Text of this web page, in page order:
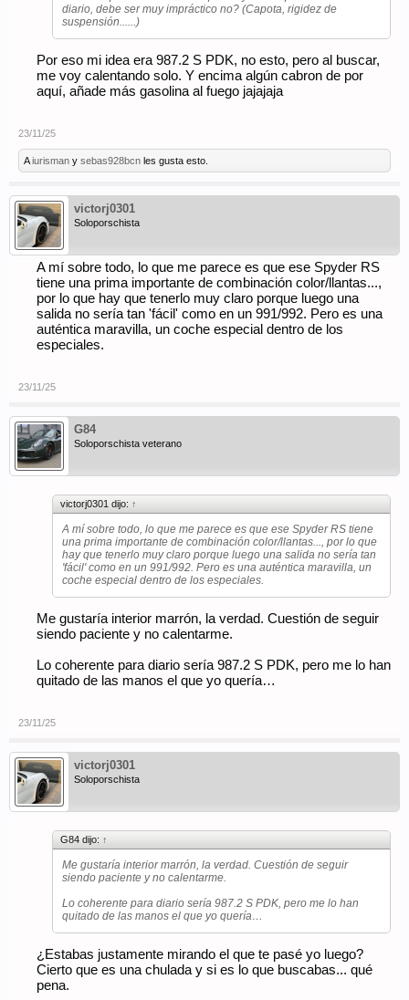
diario, debe ser muy impráctico no? (Capota, rigidez de
suspensión......)
Por eso mi idea era 987.2 S PDK, no esto, pero al buscar,
me voy calentando solo. Y encima algún cabron de por
aquí, añade más gasolina al fuego jajajaja
23/11/25
Aiurisman y sebas928bcn les gusta esto.
victorj0301
Soloporschista
A mí sobre todo, lo que me parece es que ese Spyder RS
tiene una prima importante de combinación color/llantas...,
por lo que hay que tenerlo muy claro porque luego una
salida no sería tan 'fácil' como en un 991/992. Pero es una
auténtica maravilla, un coche especial dentro de los
especiales.
23/11/25
G84
Soloporschista veterano
victorj0301 dijo: ↑
A mí sobre todo, lo que me parece es que ese Spyder RS tiene
una prima importante de combinación color/llantas..., por lo que
hay que tenerlo muy claro porque luego una salida no sería tan
'fácil' como en un 991/992. Pero es una auténtica maravilla, un
coche especial dentro de los especiales.
Me gustaría interior marrón, la verdad. Cuestión de seguir
siendo paciente y no calentarme.
Lo coherente para diario sería 987.2 S PDK, pero me lo han
quitado de las manos el que yo quería…
23/11/25
victorj0301
Soloporschista
G84 dijo: ↑
Me gustaría interior marrón, la verdad. Cuestión de seguir
siendo paciente y no calentarme.
Lo coherente para diario sería 987.2 S PDK, pero me lo han
quitado de las manos el que yo quería…
¿Estabas justamente mirando el que te pasé yo luego?
Cierto que es una chulada y si es lo que buscabas... qué
pena.